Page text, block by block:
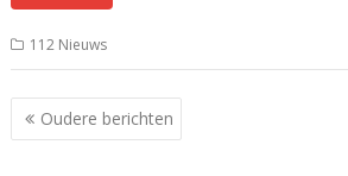
112 Nieuws
Berichtennavigatie
Oudere berichten